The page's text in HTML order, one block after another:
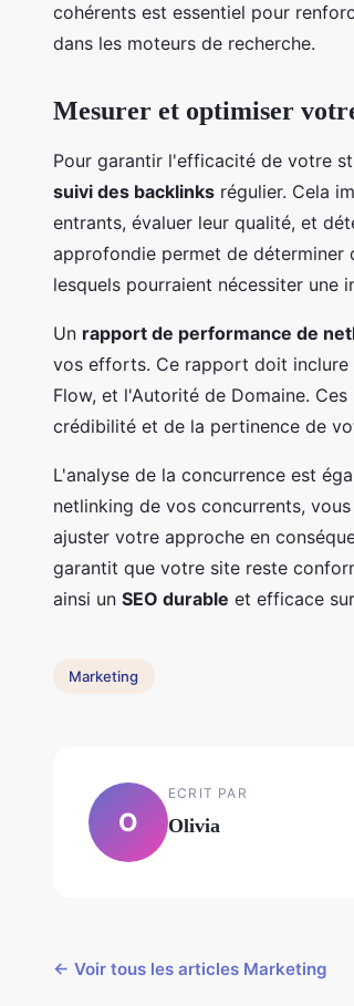
cohérents est essentiel pour
dans les moteurs de recherche.
Mesurer et optimiser
Pour garantir l'efficacité de votre
suivi des backlinks régulier. Cela
entrants, évaluer leur qualité, et
approfondie permet de déterminer
lesquels pourraient nécessiter une
Un rapport de performance de
vos efforts. Ce rapport doit inclure
Flow, et l'Autorité de Domaine.
crédibilité et de la pertinence de
L'analyse de la concurrence est
netlinking de vos concurrents,
ajuster votre approche en
garantit que votre site reste
ainsi un SEO durable et efficace
Marketing
O
ECRIT PAR
Olivia
← Voir tous les articles Marketing